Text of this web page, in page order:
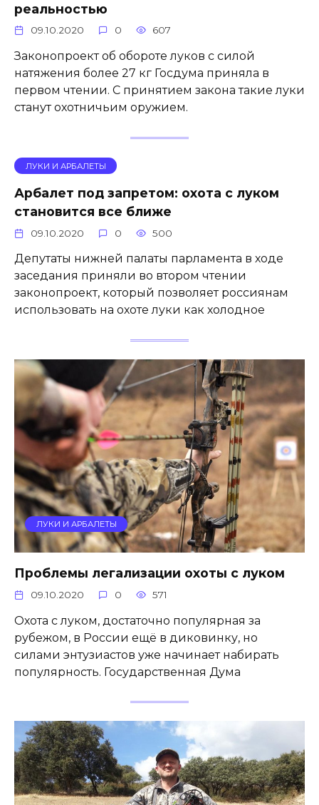
реальностью
09.10.2020 0 607
Законопроект об обороте луков с силой
натяжения более 27 кг Госдума приняла в
первом чтении. С принятием закона такие луки
станут охотничьим оружием.
ЛУКИ И АРБАЛЕТЫ
Арбалет под запретом: охота с луком
становится все ближе
09.10.2020 0 500
Депутаты нижней палаты парламента в ходе
заседания приняли во втором чтении
законопроект, который позволяет россиянам
использовать на охоте луки как холодное
ЛУКИ И АРБАЛЕТЫ
Проблемы легализации охоты с луком
09.10.2020 0 571
Охота с луком, достаточно популярная за
рубежом, в России ещё в диковинку, но
силами энтузиастов уже начинает набирать
популярность. Государственная Дума